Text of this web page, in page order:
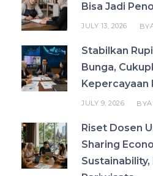
Bisa Jadi
JULY 13, 2026 BY
Stabilkan
Bunga,
Kepercayaan
JULY 9, 2026 BY
Riset Dosen
Sharing
Sustainability,